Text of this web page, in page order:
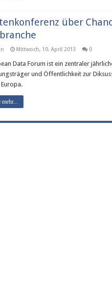
über
Mittwoch, 10. April 2013 0
Data Forum ist ein zentraler
und Öffentlichkeit zur
mehr...